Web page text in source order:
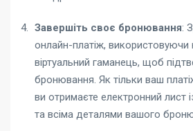
Завершіть своє бронювання:
онлайн-платіж, використовуючи
віртуальний гаманець, щоб
бронювання. Як тільки ваш
ви отримаєте електронний лист
та всіма деталями вашого